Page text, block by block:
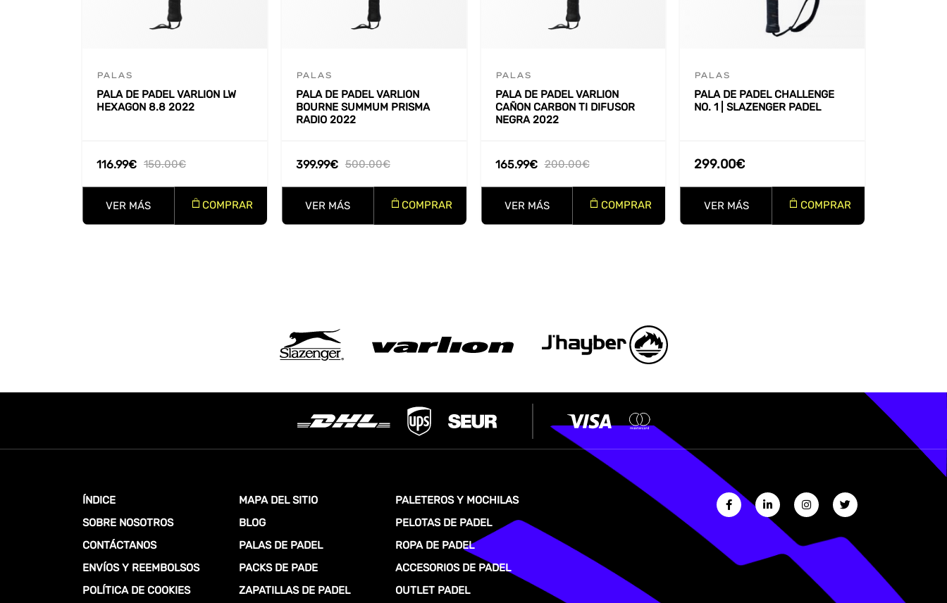
PALAS
PALA DE PADEL VARLION LW
HEXAGON 8.8 2022
150.00€
116.99€
VER MÁS COMPRAR
PALAS
PALA DE PADEL VARLION
BOURNE SUMMUM PRISMA
RADIO 2022
500.00€
399.99€
VER MÁS COMPRAR
PALAS
PALA DE PADEL VARLION
CAÑON CARBON TI DIFUSOR
NEGRA 2022
200.00€
165.99€
VER MÁS COMPRAR
PALAS
PALA DE PADEL CHALLENGE
NO. 1 | SLAZENGER PADEL
299.00€
VER MÁS COMPRAR
ÍNDICE
SOBRE NOSOTROS
CONTÁCTANOS
ENVÍOS Y REEMBOLSOS
POLÍTICA DE COOKIES
MAPA DEL SITIO
BLOG
PALAS DE PADEL
PACKS DE PADE
ZAPATILLAS DE PADEL
PALETEROS Y MOCHILAS
PELOTAS DE PADEL
ROPA DE PADEL
ACCESORIOS DE PADEL
OUTLET PADEL